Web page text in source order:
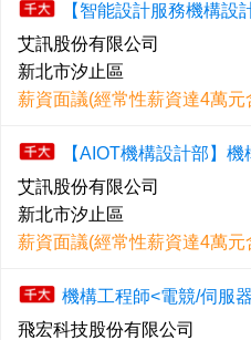
【智能設計服務機構設
艾訊股份有限公司
新北市汐止區
薪資面議(經常性薪資達4萬元
【AIOT機構設計部】機
艾訊股份有限公司
新北市汐止區
薪資面議(經常性薪資達4萬元
機構工程師<電競/伺服
飛宏科技股份有限公司